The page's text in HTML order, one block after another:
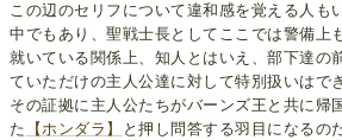
この辺のセリフについて違和感を覚える人も
中でもあり、聖戦士長としてここでは警備上
就いている関係上、知人とはいえ、部下達の
ていただけの主人公達に対して特別扱いはで
その証拠に主人公たちがバーンズ王と共に帰
た
【ホンダラ】
と押し問答する羽目になるの